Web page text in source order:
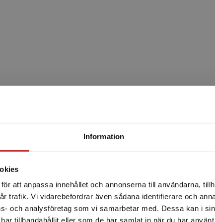
Information
att anpassa innehållet och annonserna till användarna,
trafik. Vi vidarebefordrar även sådana identifierare och
och analysföretag som vi samarbetar med. Dessa kan i
tillhandahållit eller som de har samlat in när du har
Begränsad fraktregion
Det verkar som att du besöker studentlitteratur.se via en
enhet utanför Sverige. Vi erbjuder inte leveranser utanför
Sverige. För att kunna slutföra ett köp måste
Relaterat